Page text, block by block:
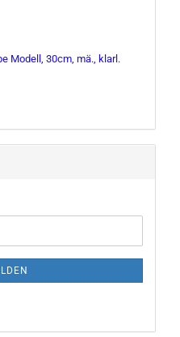
Mo­dell, 30cm, mä., klarl.